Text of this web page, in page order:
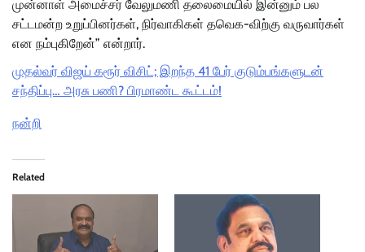
முன்னாள் அமைச்சர் வேலுமணி தலைமையில் இன்னும் பல
சட்டமன்ற உறுப்பினர்கள், நிர்வாகிகள் தவெக-விற்கு வருவார்கள்
என நம்புகிறேன்” என்றார்.
முதல்வர் விஜய் கரூர் விசிட்; இறந்த 41 பேர் குடும்பங்களுடன்
சந்திப்பு… அரசு பணி? பிரமாண்ட கூட்டம்!
நன்றி
Related